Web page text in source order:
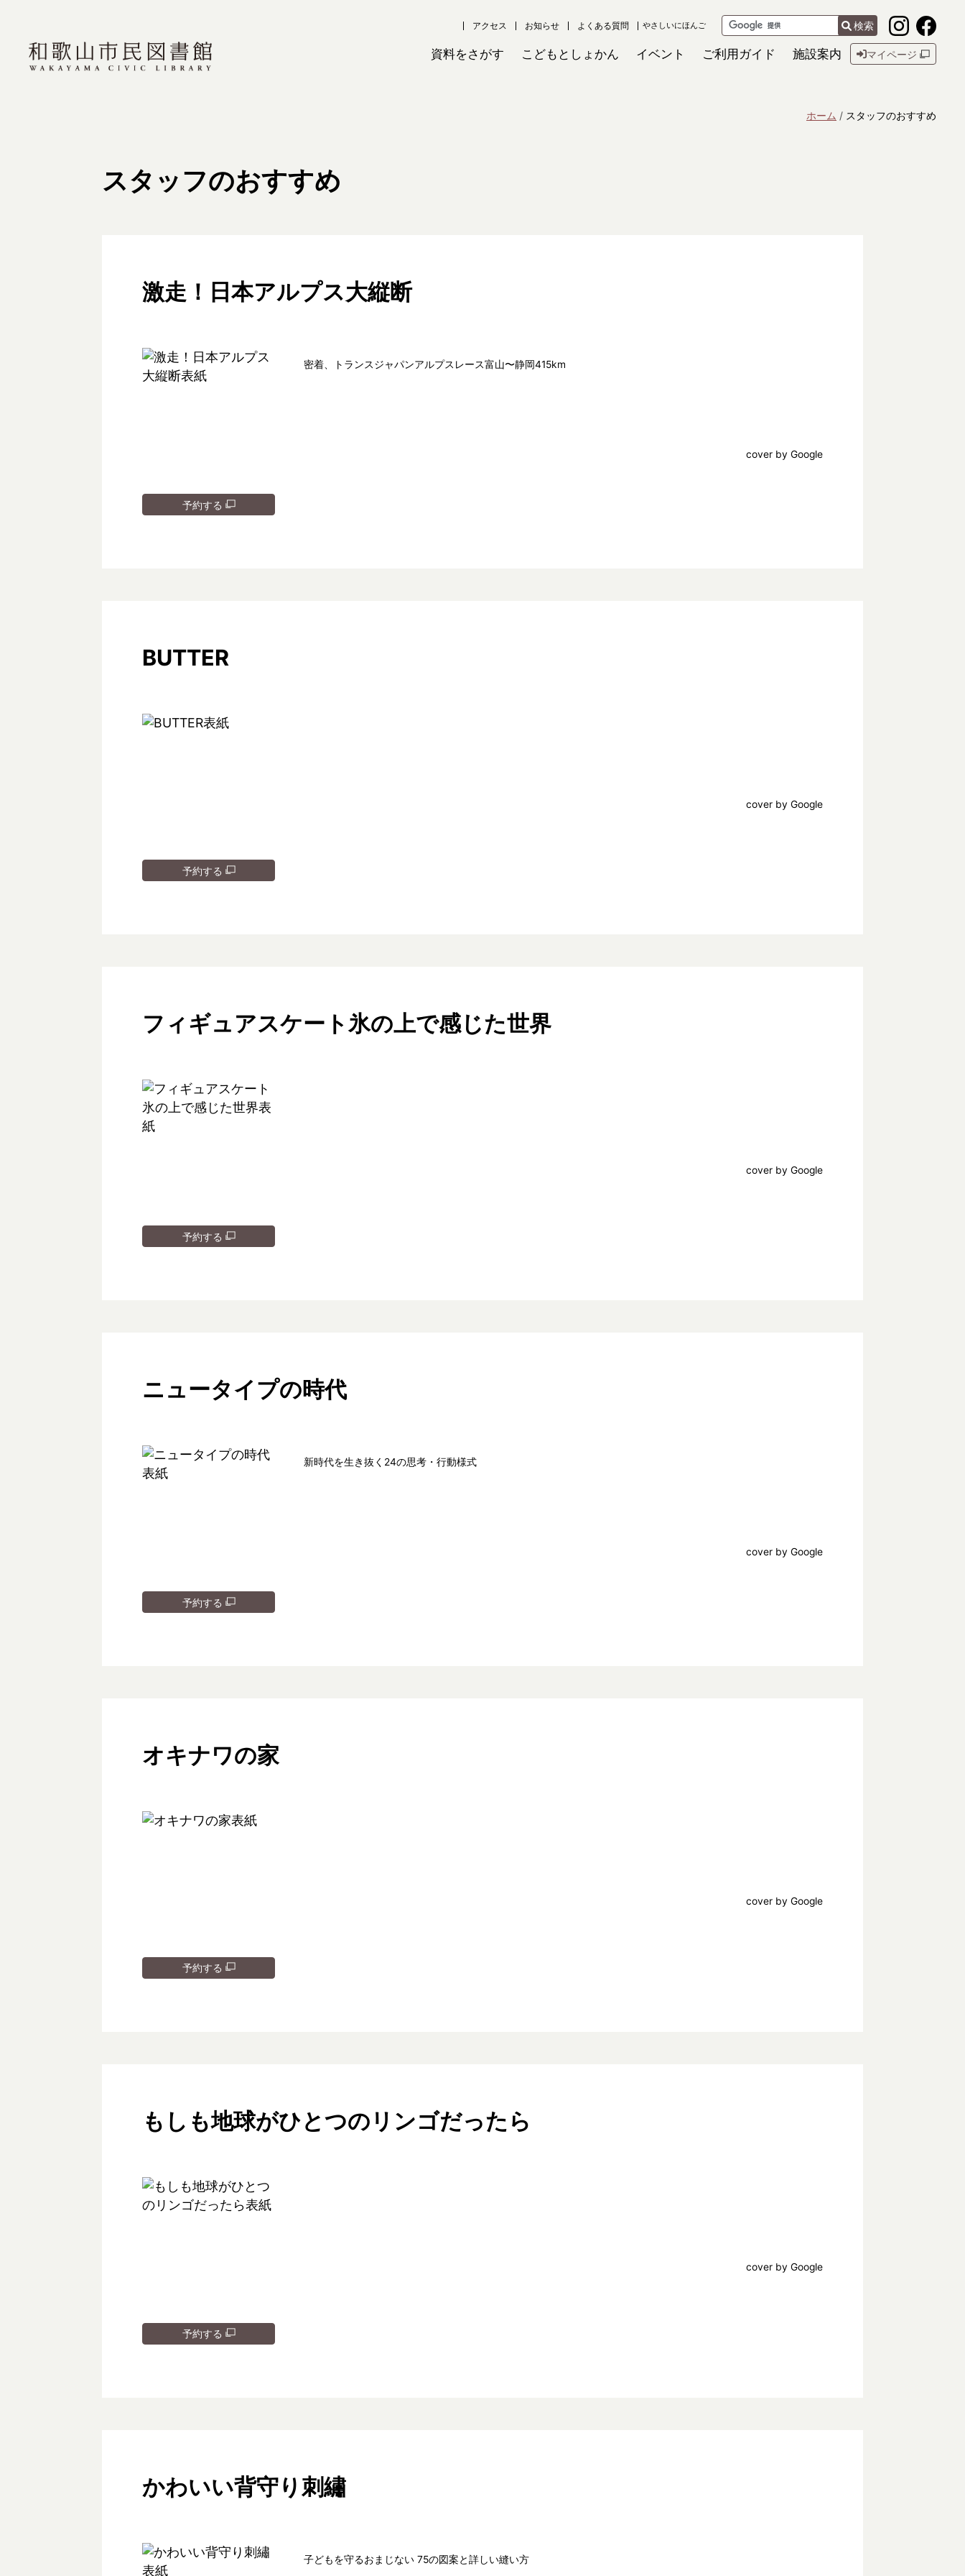
アクセス お知らせ よくある質問 やさしいにほんご 検索
資料をさがす こどもとしょかん イベント ご利用ガイド 施設案内 マイページ
ホーム スタッフのおすすめ
スタッフのおすすめ
激走！日本アルプス大縦断
予約する
密着、トランスジャパンアルプスレース富山〜静岡415km
cover by Google
BUTTER
予約する
cover by Google
フィギュアスケート氷の上で感じた世界
予約する
cover by Google
ニュータイプの時代
予約する
新時代を生き抜く24の思考・行動様式
cover by Google
オキナワの家
予約する
cover by Google
もしも地球がひとつのリンゴだったら
予約する
cover by Google
かわいい背守り刺繡
子どもを守るおまじない 75の図案と詳しい縫い方